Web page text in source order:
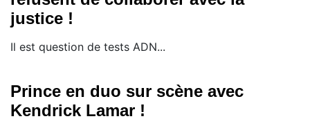
justice !
Il est question de tests ADN...
Prince en duo sur scène avec
Kendrick Lamar !